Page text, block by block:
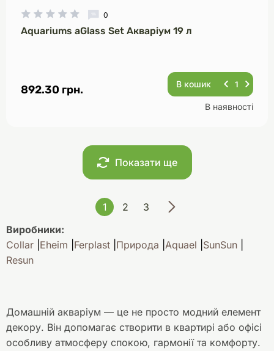
0
Aquariums aGlass Set Акваріум 19 л
892.30 грн. В кошик
В наявності
Показати ще
1 2
3
Виробники:
Collar Eheim Ferplast Природа Aquael SunSun
Resun
Домашній акваріум — це не просто модний елемент
декору. Він допомагає створити в квартирі або офісі
особливу атмосферу спокою, гармонії та комфорту.